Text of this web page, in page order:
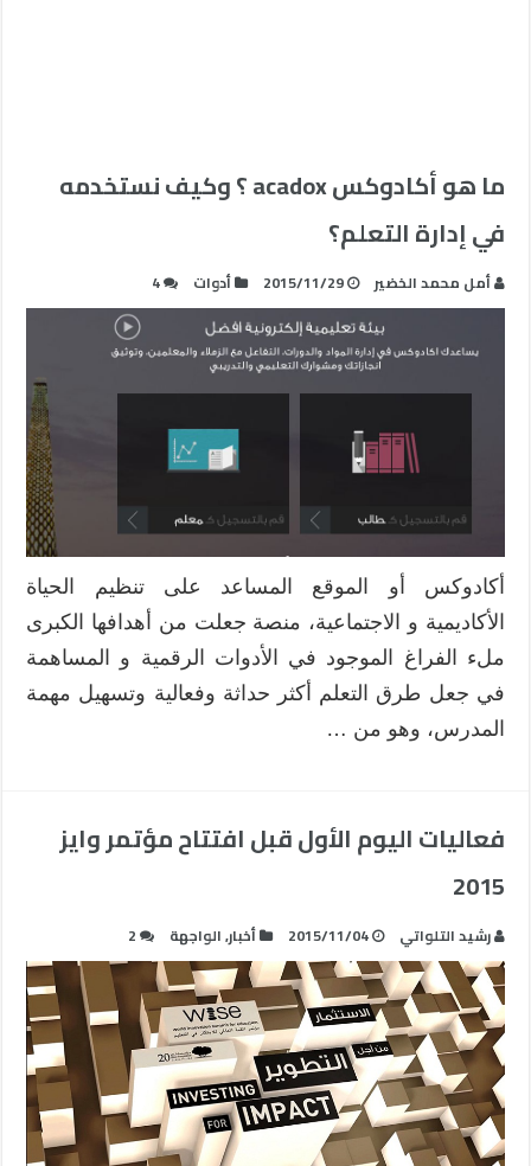
ما هو أكادوكس acadox ؟ وكيف نستخدمه
في إدارة التعلم؟
أمل محمد الخضير 2015/11/29 أدوات 4
أكادوكس أو الموقع المساعد على تنظيم الحياة
الأكاديمية و الاجتماعية، منصة جعلت من أهدافها الكبرى
ملء الفراغ الموجود في الأدوات الرقمية و المساهمة
في جعل طرق التعلم أكثر حداثة وفعالية وتسهيل مهمة
المدرس، وهو من …
فعاليات اليوم الأول قبل افتتاح مؤتمر وايز
2015
رشيد التلواتي 2015/11/04 أخبار,الواجهة 2